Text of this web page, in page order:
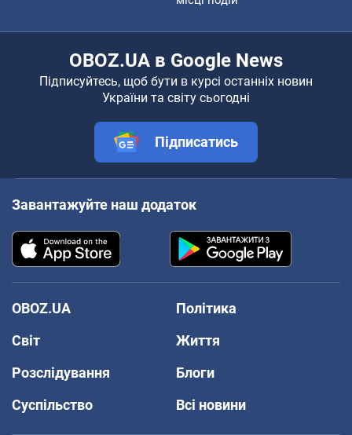
OBOZ.UA в Google News
Підписуйтесь, щоб бути в курсі останніх новин
України та світу сьогодні
Підписатись
Завантажуйте наш додаток
OBOZ.UA
Політика
Світ
Життя
Розслідування
Блоги
Суспільство
Всі новини